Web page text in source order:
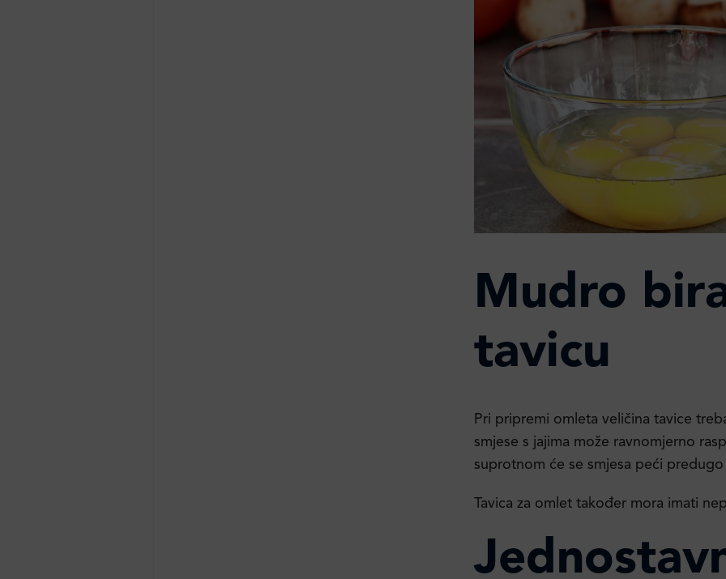
Mudro
tavicu
Pri pripremi omleta veličina tavice
smjese s jajima može ravnomjerno
suprotnom će se smjesa peći
Tavica za omlet također mora imati